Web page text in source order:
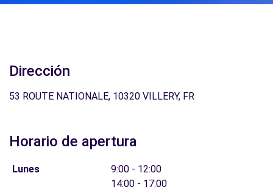
Dirección
53 ROUTE NATIONALE, 10320 VILLERY, FR
Horario de apertura
Lunes
9:00 - 12:00
14:00 - 17:00